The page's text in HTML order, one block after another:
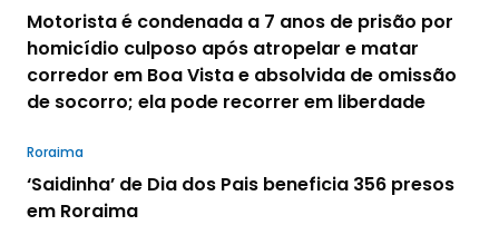
Motorista é condenada a 7 anos de prisão por
homicídio culposo após atropelar e matar
corredor em Boa Vista e absolvida de omissão
de socorro; ela pode recorrer em liberdade
Roraima
‘Saidinha’ de Dia dos Pais beneficia 356 presos
em Roraima